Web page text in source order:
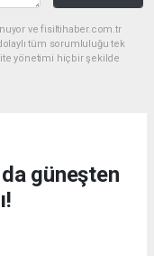
ve fisiltihaber.com.tr
tüm sorumluluğu tek
yönetimi hiçbir şekilde
da güneşten